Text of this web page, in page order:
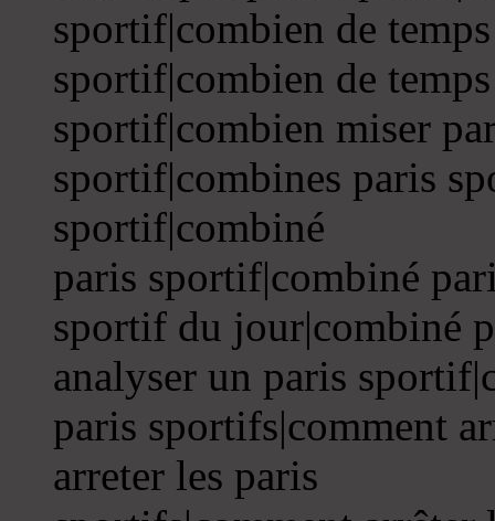
sportif|combien de
sportif|combien de
sportif|combien miser
sportif|combines paris
sportif|combiné
paris sportif|combiné
sportif du jour|combiné
analyser un paris
paris sportifs|comment
arreter les paris